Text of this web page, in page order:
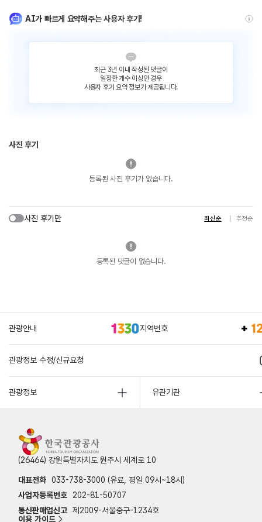
AI가 빠르게 요약해주는 사용자 후기!
최근 3년 이내 작성된 댓글이
일정한 개수 이상인 경우
사용자 후기 요약 정보가 제공됩니다.
사진 후기
등록된 사진 후기가 없습니다.
사진 후기만 최신순 추천순
등록된 댓글이 없습니다.
관광안내 지역번호
관광정보 수정/신규요청
관광정보 유관기관
(26464) 강원특별자치도 원주시 세계로 10
대표전화 033-738-3000 (유료, 평일 09시~18시)
사업자등록번호
202-81-50707
통신판매업신고 제2009-서울중구-1234호
이용 가이드